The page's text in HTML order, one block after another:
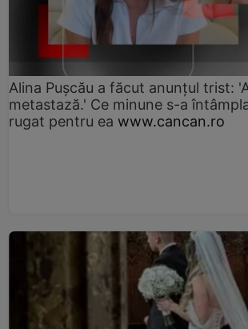
Alina Pușcău a făcut anunțul trist:
metastază.' Ce minune s-a
rugat pentru ea www.cancan.ro